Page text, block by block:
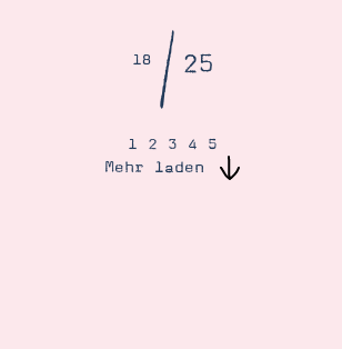
18/25
1 2 3 4
5
Mehr laden